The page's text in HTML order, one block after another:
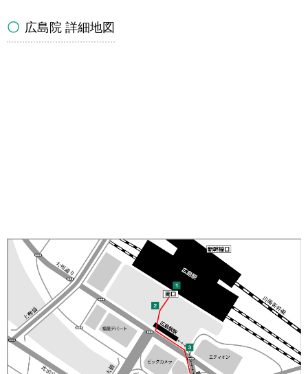
広島院 詳細地図